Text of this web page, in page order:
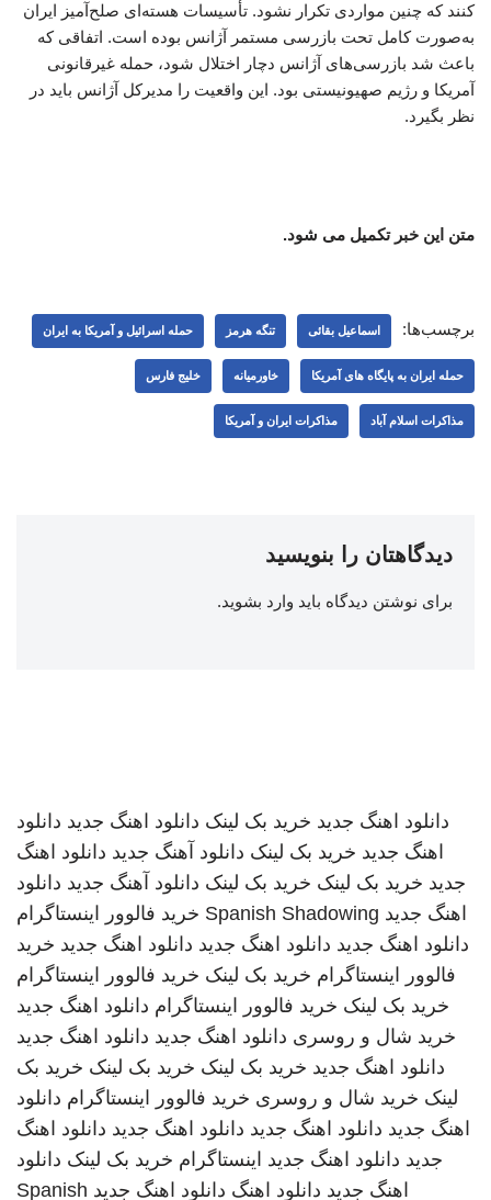
کنند که چنین مواردی تکرار نشود. تأسیسات هسته‌ای صلح‌آمیز ایران
به‌صورت کامل تحت بازرسی مستمر آژانس بوده است. اتفاقی که
باعث شد بازرسی‌های آژانس دچار اختلال شود، حمله غیرقانونی
آمریکا و رژیم صهیونیستی بود. این واقعیت را مدیرکل آژانس باید در
نظر بگیرد.
متن این خبر تکمیل می شود.
برچسب‌ها: اسماعیل بقائی تنگه هرمز حمله اسرائیل و آمریکا به ایران
حمله ایران به پایگاه های آمریکا خاورمیانه خلیج فارس
مذاکرات اسلام آباد مذاکرات ایران و آمریکا
دیدگاهتان را بنویسید
برای نوشتن دیدگاه باید وارد بشوید.
دانلود اهنگ جدید خرید بک لینک دانلود اهنگ جدید دانلود
اهنگ جدید خرید بک لینک دانلود آهنگ جدید دانلود اهنگ
جدید خرید بک لینک خرید بک لینک دانلود آهنگ جدید دانلود
اهنگ جدید Spanish Shadowing خرید فالوور اینستاگرام
دانلود اهنگ جدید دانلود اهنگ جدید دانلود اهنگ جدید خرید
فالوور اینستاگرام خرید بک لینک خرید فالوور اینستاگرام
خرید بک لینک خرید فالوور اینستاگرام دانلود اهنگ جدید
خرید شال و روسری دانلود اهنگ جدید دانلود اهنگ جدید
دانلود اهنگ جدید خرید بک لینک خرید بک لینک خرید بک
لینک خرید شال و روسری خرید فالوور اینستاگرام دانلود
اهنگ جدید دانلود اهنگ جدید دانلود اهنگ جدید دانلود اهنگ
جدید دانلود اهنگ جدید اینستاگرام خرید بک لینک دانلود
اهنگ جدید دانلود اهنگ دانلود اهنگ جدید Spanish